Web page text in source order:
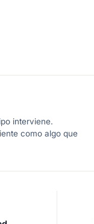
interviene.
como algo que